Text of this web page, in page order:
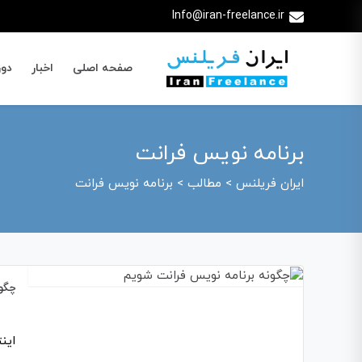
Info@iran-freelance.ir
صفحه اصلی اخبار
برنامه نویس فرانت
ایران فریلنس > مطالب > برنامه نویس فرانت